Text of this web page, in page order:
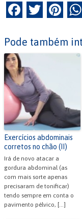
F
c
e
b
o
o
k
T
itt
er
Pi
er
es
Pode também
Exercícios abdominais
corretos no chão (II)
Irá de novo atacar a
gordura abdominal (as
com mais sorte apenas
precisaram de tonificar)
tendo sempre em conta o
pavimento pélvico, […]